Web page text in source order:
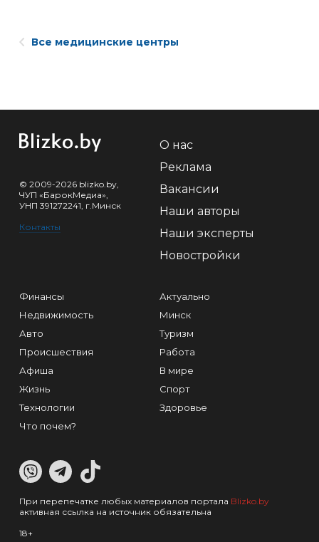
Все медицинские центры
© 2009-2026 blizko.by,
ЧУП «БарокМедиа»,
УНП 391272241, г.Минск
Контакты
О нас
Реклама
Вакансии
Наши авторы
Наши эксперты
Новостройки
Финансы
Недвижимость
Авто
Происшествия
Афиша
Жизнь
Технологии
Что почем?
Актуально
Минск
Туризм
Работа
В мире
Спорт
Здоровье
При перепечатке любых материалов портала Blizko.by
активная ссылка на источник обязательна
18+